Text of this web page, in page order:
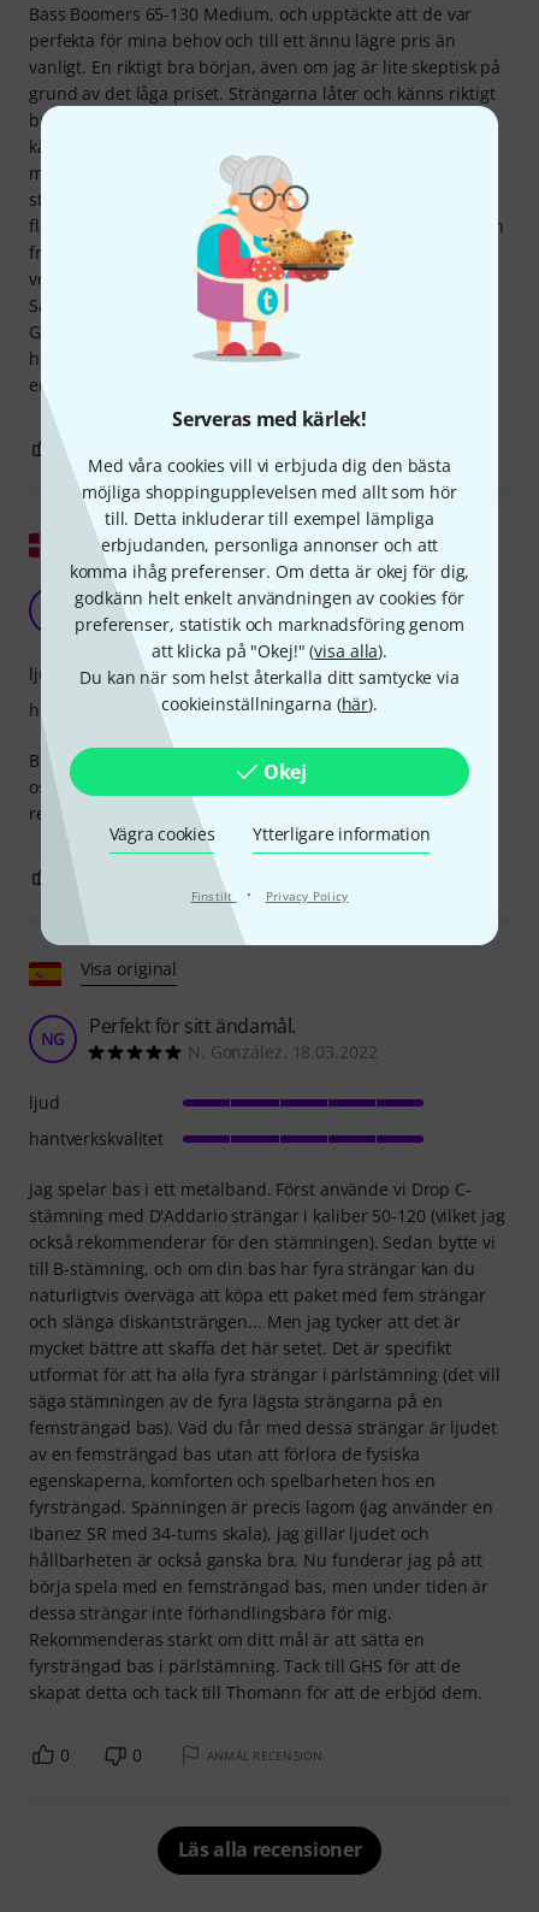
Serveras med kärlek!
Med våra cookies vill vi erbjuda dig den bästa
möjliga shoppingupplevelsen med allt som hör
till. Detta inkluderar till exempel lämpliga
erbjudanden, personliga annonser och att
komma ihåg preferenser. Om detta är okej för dig,
godkänn helt enkelt användningen av cookies för
preferenser, statistik och marknadsföring genom
att klicka på "Okej!" (visa alla).
Du kan när som helst återkalla ditt samtycke via
cookieinställningarna (här).
Okej
Vägra cookies Ytterligare information
Finstilt · Privacy Policy
Bass Boomers 65-130 Medium, och upptäckte att de var
perfekta för mina behov och till ett ännu lägre pris än
vanligt. En riktigt bra början, även om jag är lite skeptisk på
grund av det låga priset. Strängarna låter och känns riktigt
bra. Jag spelar med fingrarna, inte ett plektrum, och det
känns som att min högra hand är snabbare när jag spelar,
men min vänstra hand behöver vänja sig vid känslan av
strängen. Men inget kritiskt. Jag har haft strängarna på i
flera veckor nu och de låter fortfarande ganska krispiga och
fräscht, vilket är ett stort plus! Jag har också märkt att det
verkar som att de får fram mer av min bas egenskaper.
Sammantaget är jag supernöjd och glad över att ha hittat
GHS-strängarna! Det enda dåliga jag kan säga är att jag
hade älskat om de hade bestämt sig för att lägga snörena i
en förseglad påse.
0
Visa original
Bra ljud för pengarna
Max Pedersen 23.01.2019
Bra klingande sträng som gör livet mycket lättare för de av
oss som gillar att stämma våra basar BEAD. Skulle starkt
rekommendera.
ljud
hantverkskvalitet
ANMÄL RECENSION
Visa original
NG Perfekt för sitt ändamål.
N. González. 18.03.2022
Jag spelar bas i ett metalband. Först använde vi Drop C-
stämning med D'Addario strängar i kaliber 50-120 (vilket jag
också rekommenderar för den stämningen). Sedan bytte vi
till B-stämning, och om din bas har fyra strängar kan du
naturligtvis överväga att köpa ett paket med fem strängar
och slänga diskantsträngen... Men jag tycker att det är
mycket bättre att skaffa det här setet. Det är specifikt
utformat för att ha alla fyra strängar i pärlstämning (det vill
säga stämningen av de fyra lägsta strängarna på en
femsträngad bas). Vad du får med dessa strängar är ljudet
av en femsträngad bas utan att förlora de fysiska
egenskaperna, komforten och spelbarheten hos en
fyrsträngad. Spänningen är precis lagom (jag använder en
Ibanez SR med 34-tums skala), jag gillar ljudet och
hållbarheten är också ganska bra. Nu funderar jag på att
börja spela med en femsträngad bas, men under tiden är
dessa strängar inte förhandlingsbara för mig.
Rekommenderas starkt om ditt mål är att sätta en
fyrsträngad bas i pärlstämning. Tack till GHS för att de
skapat detta och tack till Thomann för att de erbjöd dem.
ljud
hantverkskvalitet
0 0 ANMÄL RECENSION
Läs alla recensioner